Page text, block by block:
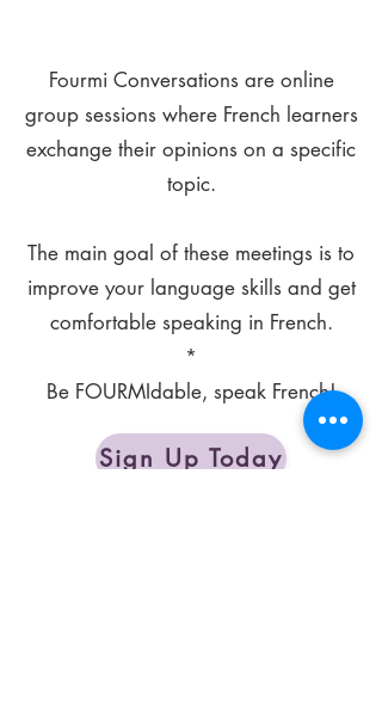
Fourmi Conversations are online
group sessions where French learners
exchange their opinions on a specific
topic.
The main goal of these meetings is to
improve your language skills and get
comfortable speaking in French.
*
Be FOURMIdable, speak French!
Sign Up Today